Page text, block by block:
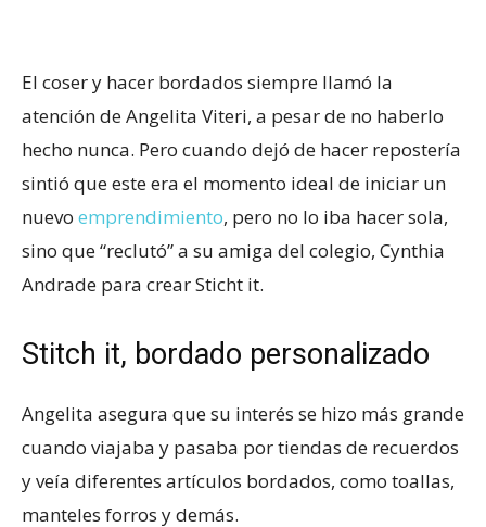
El coser y hacer bordados siempre llamó la
atención de Angelita Viteri, a pesar de no haberlo
hecho nunca. Pero cuando dejó de hacer repostería
sintió que este era el momento ideal de iniciar un
nuevo emprendimiento, pero no lo iba hacer sola,
sino que “reclutó” a su amiga del colegio, Cynthia
Andrade para crear Sticht it.
Stitch it, bordado personalizado
Angelita asegura que su interés se hizo más grande
cuando viajaba y pasaba por tiendas de recuerdos
y veía diferentes artículos bordados, como toallas,
manteles forros y demás.